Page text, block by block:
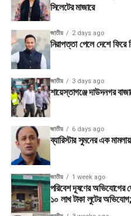
সিলেটের মাজারে
জাতীয় 2 days ago
নিরাপত্তা পেলে দেশে ফিরে
জাতীয় 3 days ago
শায়েস্তাগঞ্জে দাউদনগর
জাতীয় 6 days ago
ব্যারিস্টার সুমনের এক
জাতীয় 1 week ago
পরিবেশ দূষণের অভিযোগের
১০ লাখ টাকা লুটের